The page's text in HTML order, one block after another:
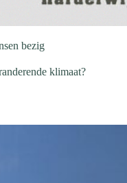
bezig
klimaat?